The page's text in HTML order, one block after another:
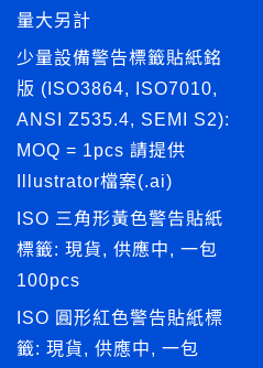
量大另計
少量設備警告標籤貼紙銘
版 (ISO3864, ISO7010,
ANSI Z535.4, SEMI S2):
MOQ = 1pcs 請提供
Illustrator檔案(.ai)
ISO 三角形黃色警告貼紙
標籤: 現貨, 供應中, 一包
100pcs
ISO 圓形紅色警告貼紙標
籤: 現貨, 供應中, 一包